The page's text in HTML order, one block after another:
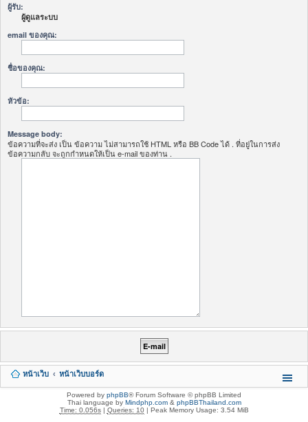
ผู้รับ:
ผู้ดูแลระบบ
email ของคุณ:
ชื่อของคุณ:
หัวข้อ:
Message body:
ข้อความที่จะส่ง เป็น ข้อความ ไม่สามารถใช้ HTML หรือ BB Code ได้ . ที่อยู่ในการส่ง
ข้อความกลับ จะถูกกำหนดให้เป็น e-mail ของท่าน .
หน้าเว็บ หน้าเว็บบอร์ด
Powered by phpBB® Forum Software © phpBB Limited
Thai language by Mindphp.com& phpBBThailand.com
Time: 0.056s| Queries: 10| Peak Memory Usage: 3.54 MiB